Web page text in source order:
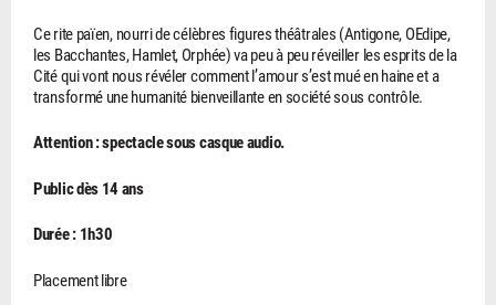
Ce rite païen, nourri de célèbres figures théâtrales (Antigone, OEdipe,
les Bacchantes, Hamlet, Orphée) va peu à peu réveiller les esprits de la
Cité qui vont nous révéler comment l’amour s’est mué en haine et a
transformé une humanité bienveillante en société sous contrôle.
Attention : spectacle sous casque audio.
Public dès 14 ans
Durée : 1h30
Placement libre